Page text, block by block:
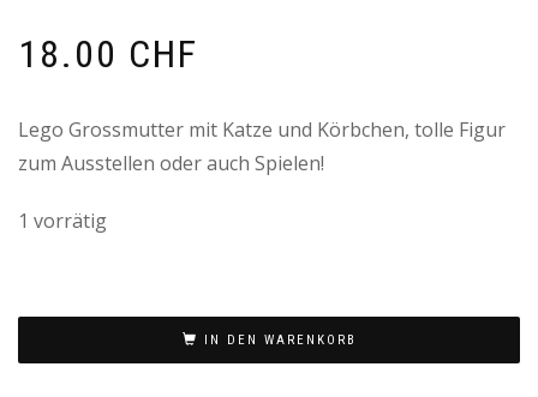
18.00 CHF
Lego Grossmutter mit Katze und Körbchen, tolle Figur
zum Ausstellen oder auch Spielen!
1 vorrätig
IN DEN WARENKORB